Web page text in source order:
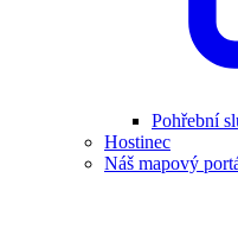
Pohřební
Hostinec
Náš mapový